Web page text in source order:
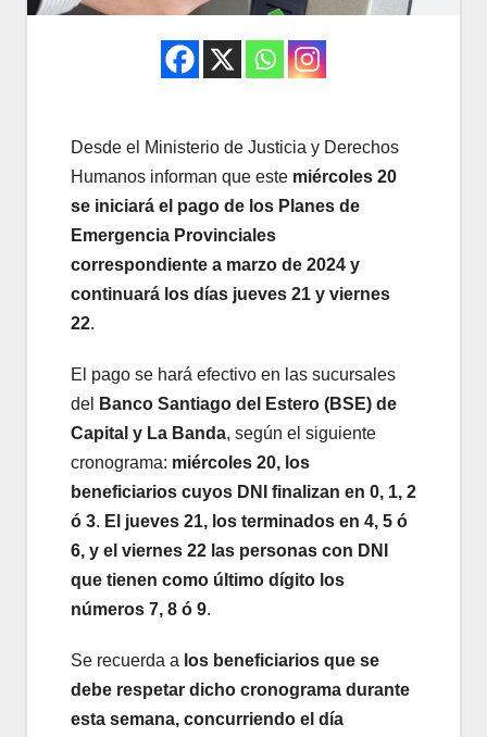
Desde el Ministerio de Justicia y Derechos
Humanos informan que este miércoles 20
se iniciará el pago de los Planes de
Emergencia Provinciales
correspondiente a marzo de 2024 y
continuará los días jueves 21 y viernes
22.
El pago se hará efectivo en las sucursales
del
Banco Santiago del Estero (BSE) de
Capital y La Banda, según el siguiente
cronograma: miércoles 20, los
beneficiarios cuyos DNI finalizan en 0, 1, 2
ó 3. El jueves 21, los terminados en 4, 5 ó
6, y el viernes 22 las personas con DNI
que tienen como último dígito los
números 7, 8 ó 9.
Se recuerda a los beneficiarios que se
debe respetar dicho cronograma durante
esta semana, concurriendo el día